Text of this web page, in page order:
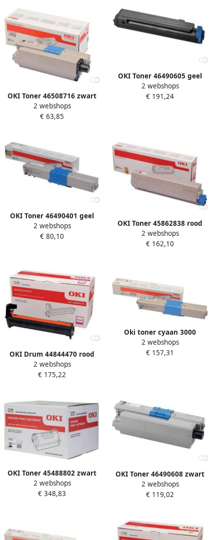
OKI Toner 46508716 zwart
2 webshops
€ 63,85
OKI Toner 46490605 geel
2 webshops
€ 191,24
OKI Toner 46490401 geel
2 webshops
€ 80,10
OKI Toner 45862838 rood
2 webshops
€ 162,10
OKI Drum 44844470 rood
2 webshops
€ 175,22
Oki toner cyaan 3000
pagina&apos;s OEM:
46508711
2 webshops
€ 157,31
OKI Toner 45488802 zwart
2 webshops
€ 348,83
OKI Toner 46490608 zwart
2 webshops
€ 119,02